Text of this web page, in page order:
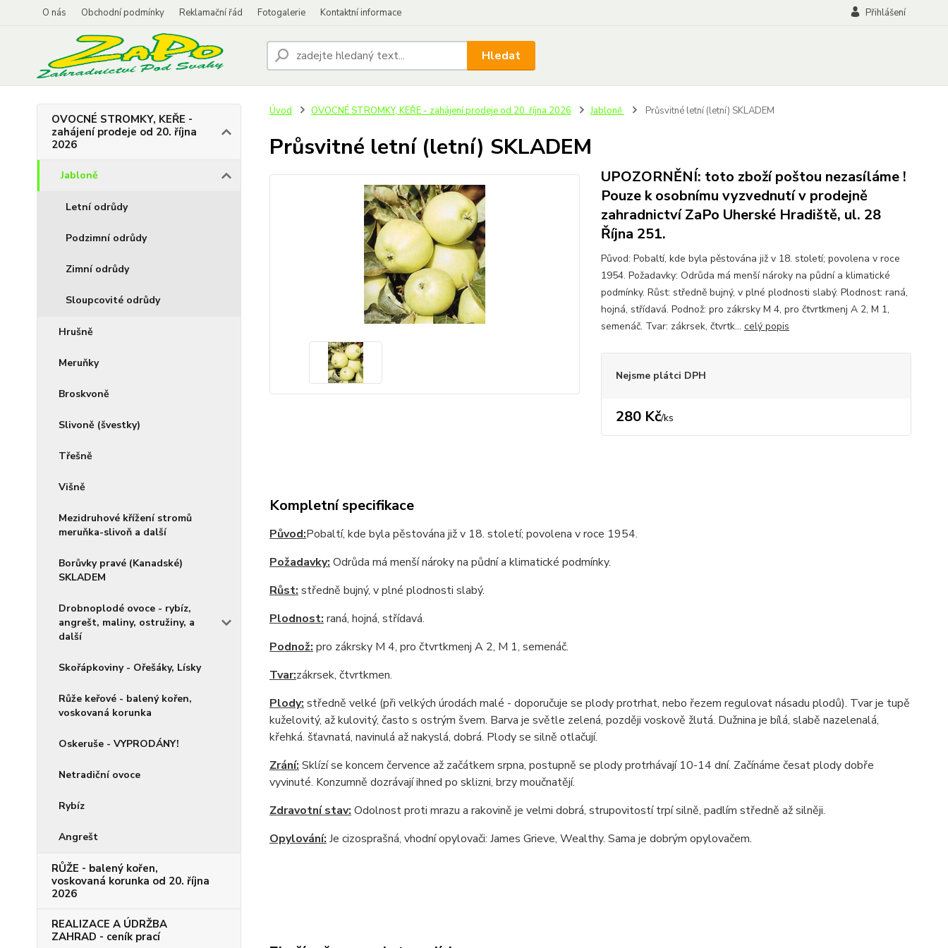
O nás Obchodní podmínky Reklamační řád Fotogalerie Kontaktní informace Přihlášení
Hledat
OVOCNÉ STROMKY, KEŘE -
zahájení prodeje od 20. října
2026
Jabloně
Letní odrůdy
Podzimní odrůdy
Zimní odrůdy
Sloupcovité odrůdy
Hrušně
Meruňky
Broskvoně
Slivoně (švestky)
Třešně
Višně
Mezidruhové křížení stromů
meruňka-slivoň a další
Borůvky pravé (Kanadské)
SKLADEM
Drobnoplodé ovoce - rybíz,
angrešt, maliny, ostružiny, a
další
Skořápkoviny - Ořešáky, Lísky
Růže keřové - balený kořen,
voskovaná korunka
Oskeruše - VYPRODÁNY!
Netradiční ovoce
Rybíz
Angrešt
RŮŽE - balený kořen,
voskovaná korunka od 20. října
2026
REALIZACE A ÚDRŽBA
ZAHRAD - ceník prací
Úvod OVOCNÉ STROMKY, KEŘE - zahájení prodeje od 20. října 2026 Jabloně Průsvitné letní (letní) SKLADEM
Průsvitné letní (letní) SKLADEM
UPOZORNĚNÍ: toto zboží poštou nezasíláme !
Pouze k osobnímu vyzvednutí v prodejně
zahradnictví ZaPo Uherské Hradiště, ul. 28
Října 251.
Původ: Pobaltí, kde byla pěstována již v 18. století; povolena v roce
1954. Požadavky: Odrůda má menší nároky na půdní a klimatické
podmínky. Růst: středně bujný, v plné plodnosti slabý. Plodnost: raná,
hojná, střídavá. Podnož: pro zákrsky M 4, pro čtvrtkmenj A 2, M 1,
semenáč. Tvar: zákrsek, čtvrtk... celý popis
Nejsme plátci DPH
280 Kč/ks
Kompletní specifikace
Původ:Pobaltí, kde byla pěstována již v 18. století; povolena v roce 1954.
Požadavky: Odrůda má menší nároky na půdní a klimatické podmínky.
Růst: středně bujný, v plné plodnosti slabý.
Plodnost: raná, hojná, střídavá.
Podnož: pro zákrsky M 4, pro čtvrtkmenj A 2, M 1, semenáč.
Tvar:zákrsek, čtvrtkmen.
Plody: středně velké (při velkých úrodách malé - doporučuje se plody protrhat, nebo řezem regulovat násadu plodů). Tvar je tupě
kuželovitý, až kulovitý, často s ostrým švem. Barva je světle zelená, později voskově žlutá. Dužnina je bílá, slabě nazelenalá,
křehká. šťavnatá, navinulá až nakyslá, dobrá. Plody se silně otlačují.
Zrání: Sklízí se koncem července až začátkem srpna, postupně se plody protrhávají 10-14 dní. Začínáme česat plody dobře
vyvinuté. Konzumně dozrávají ihned po sklizni, brzy moučnatějí.
Zdravotní stav: Odolnost proti mrazu a rakovině je velmi dobrá, strupovitostí trpí silně, padlím středně až silněji.
Opylování: Je cizosprašná, vhodní opylovači: James Grieve, Wealthy. Sama je dobrým opylovačem.